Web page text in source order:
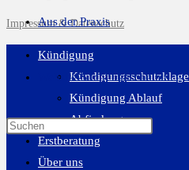
Aus der Praxis
Website-Suche umschalten
Impressum & Datenschutz
Kündigung
Kündigungsschutzklage
Kündigung Ablauf
Abfindung
Erstberatung
Über uns